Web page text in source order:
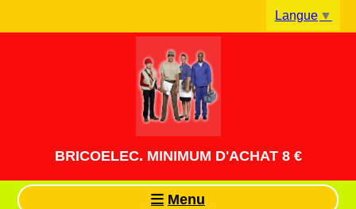
BRICOELEC. MINIMUM D'ACHAT 8 €
Menu
Langue ▼